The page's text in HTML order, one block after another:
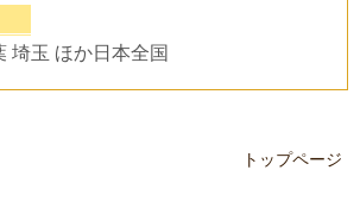
埼玉 ほか日本全国
トップページ